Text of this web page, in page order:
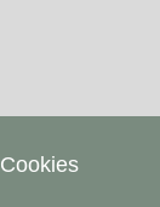
Cookies